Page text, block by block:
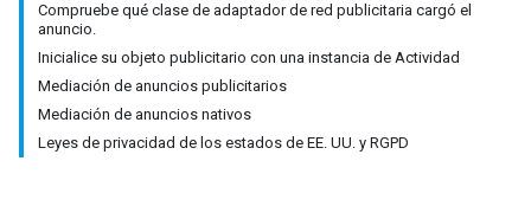
Compruebe qué clase de adaptador de red publicitaria cargó el
anuncio.
Inicialice su objeto publicitario con una instancia de Actividad
Mediación de anuncios publicitarios
Mediación de anuncios nativos
Leyes de privacidad de los estados de EE. UU. y RGPD